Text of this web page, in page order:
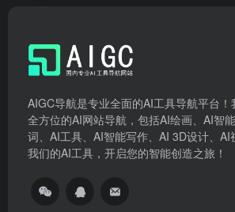
AIGC导航是专业全面的AI工具导航平台
全方位的AI网站导航，包括AI绘画、AI智
词、AI工具、AI智能写作、AI 3D设计、
我们的AI工具，开启您的智能创造之旅！